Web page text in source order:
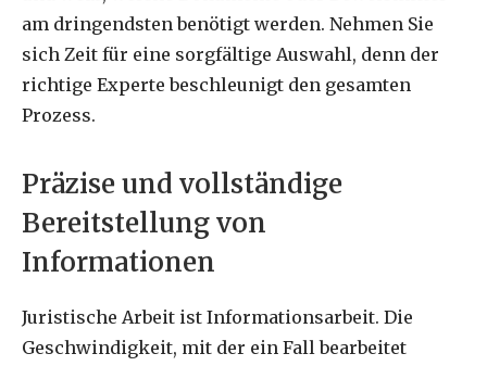
am dringendsten benötigt werden. Nehmen Sie
sich Zeit für eine sorgfältige Auswahl, denn der
richtige Experte beschleunigt den gesamten
Prozess.
Präzise und vollständige
Bereitstellung von
Informationen
Juristische Arbeit ist Informationsarbeit. Die
Geschwindigkeit, mit der ein Fall bearbeitet